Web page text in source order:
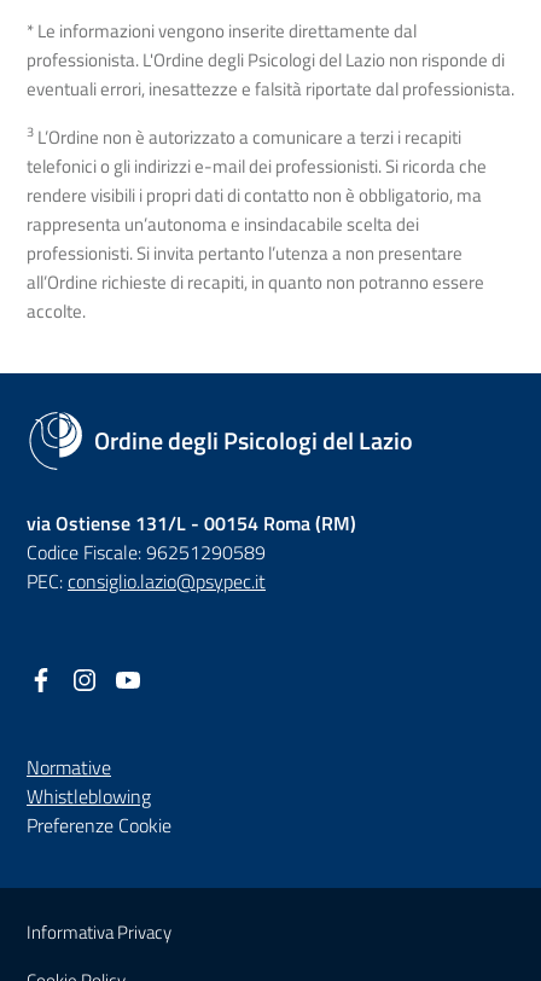
* Le informazioni vengono inserite direttamente dal
professionista. L'Ordine degli Psicologi del Lazio non risponde di
eventuali errori, inesattezze e falsità riportate dal professionista.
3 L’Ordine non è autorizzato a comunicare a terzi i recapiti
telefonici o gli indirizzi e-mail dei professionisti. Si ricorda che
rendere visibili i propri dati di contatto non è obbligatorio, ma
rappresenta un’autonoma e insindacabile scelta dei
professionisti. Si invita pertanto l’utenza a non presentare
all’Ordine richieste di recapiti, in quanto non potranno essere
accolte.
Ordine degli Psicologi del Lazio
via Ostiense 131/L - 00154 Roma (RM)
Codice Fiscale: 96251290589
PEC:consiglio.lazio@psypec.it
Facebook
(nuova scheda - new tab)
Instagram
(nuova scheda - new tab)
Normative
Whistleblowing(nuova scheda - new tab)
Preferenze Cookie
Sezione Link Utili
Informativa Privacy